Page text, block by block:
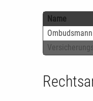
Name